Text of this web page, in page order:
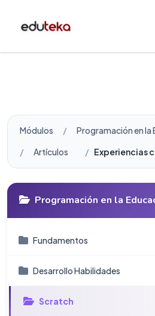
Módulos
Programación en la
Artículos
Experiencias
Programación en la
Fundamentos
Desarrollo Habilidades
Scratch